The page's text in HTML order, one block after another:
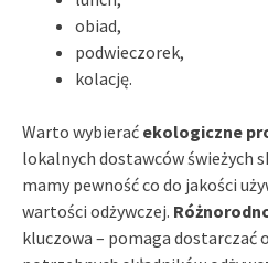
obiad,
podwieczorek,
kolację.
Warto wybierać ekologiczne
lokalnych dostawców świeżych
mamy pewność co do jakości
wartości odżywczej.
kluczowa – pomaga dostarczać